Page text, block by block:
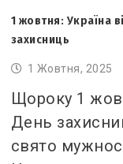
1 жовтня: Україна
захисниць
1 Жовтня, 2025
Щороку 1
День
свято